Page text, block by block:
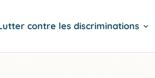
contre les discriminations